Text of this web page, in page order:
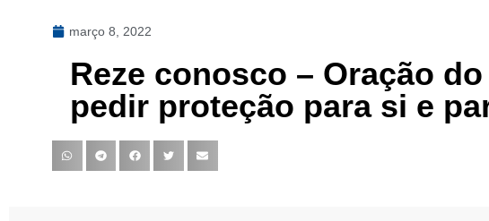
março 8, 2022
Reze conosco – Oração
pedir proteção para si e